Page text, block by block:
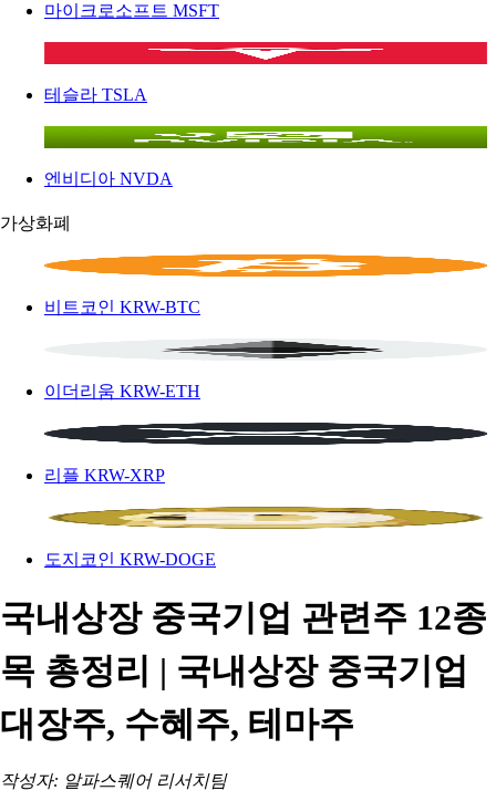
마이크로소프트 MSFT
테슬라 TSLA
엔비디아 NVDA
가상화폐
비트코인 KRW-BTC
이더리움 KRW-ETH
리플 KRW-XRP
도지코인 KRW-DOGE
국내상장 중국기업 관련주 12종
목 총정리 | 국내상장 중국기업
대장주, 수혜주, 테마주
작성자: 알파스퀘어 리서치팀